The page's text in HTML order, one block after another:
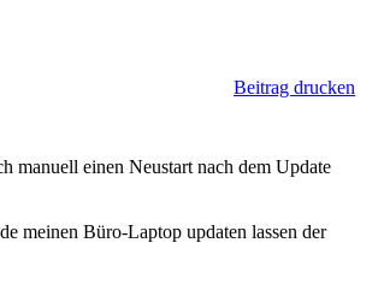
Beitrag drucken
manuell einen Neustart nach dem Update
meinen Büro-Laptop updaten lassen der